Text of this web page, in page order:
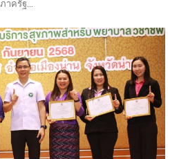
ครัฐ...